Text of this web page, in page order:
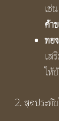
เช่น
ค้า
ทอ
เส
ให้
2. สุดประทั